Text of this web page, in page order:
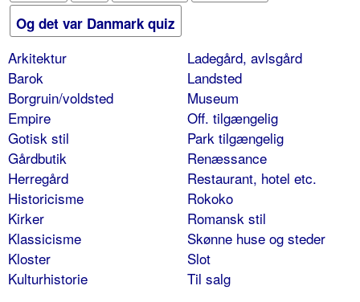
Og det var Danmark quiz
Arkitektur
Barok
Borgruin/voldsted
Empire
Gotisk stil
Gårdbutik
Herregård
Historicisme
Kirker
Klassicisme
Kloster
Kulturhistorie
Ladegård, avlsgård
Landsted
Museum
Off. tilgængelig
Park tilgængelig
Renæssance
Restaurant, hotel etc.
Rokoko
Romansk stil
Skønne huse og steder
Slot
Til salg